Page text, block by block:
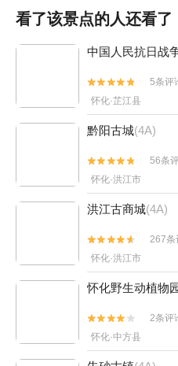
看了该景点的人还看了
中国人民抗日战


5条评
怀化·芷江县
黔阳古城(4A)


56条
怀化·洪江市
洪江古商城(4A)


267条
怀化·洪江市
怀化野生动植物


2条评
怀化·中方县